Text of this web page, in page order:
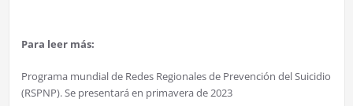
Para leer más:
Programa mundial de Redes Regionales de Prevención del Suicidio
(RSPNP). Se presentará en primavera de 2023